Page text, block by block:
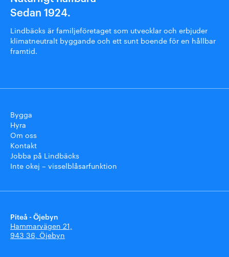
Sedan 1924.
Lindbäcks är familjeföretaget som utvecklar och erbjuder
klimatneutralt byggande och ett sunt boende för en hållbar
framtid.
Bygga
Hyra
Om oss
Kontakt
Jobba på Lindbäcks
Inte okej – visselblåsarfunktion
Piteå - Öjebyn
Hammarvägen 21,
943 36, Öjebyn